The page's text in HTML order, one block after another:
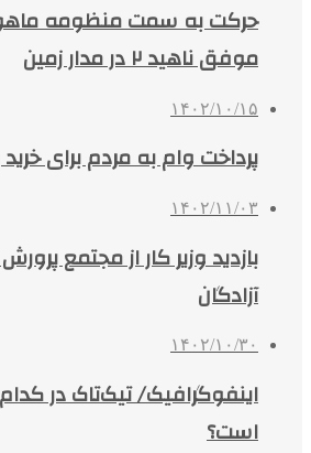
حرکت به سمت منظومه
موفق ناهید ۲ در مدار زمین
۱۴۰۲/۱۰/۱۵
پرداخت وام به مردم برای
۱۴۰۲/۱۱/۰۳
بازدید وزیر کار از مجتمع
آزادگان
۱۴۰۲/۱۰/۳۰
اینفوگرافیک/ تیک‌تاک در
است؟